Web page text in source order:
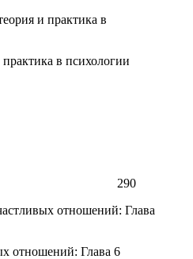
в психологии
290
отношений: Глава 6